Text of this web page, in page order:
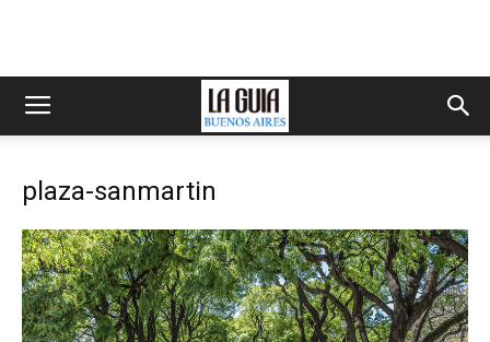
plaza-sanmartin